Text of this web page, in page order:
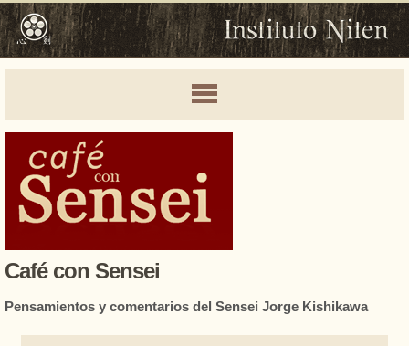
Café con Sensei
Pensamientos y comentarios del Sensei Jorge Kishikawa